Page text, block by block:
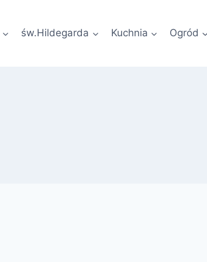
św.Hildegarda Kuchnia Ogród